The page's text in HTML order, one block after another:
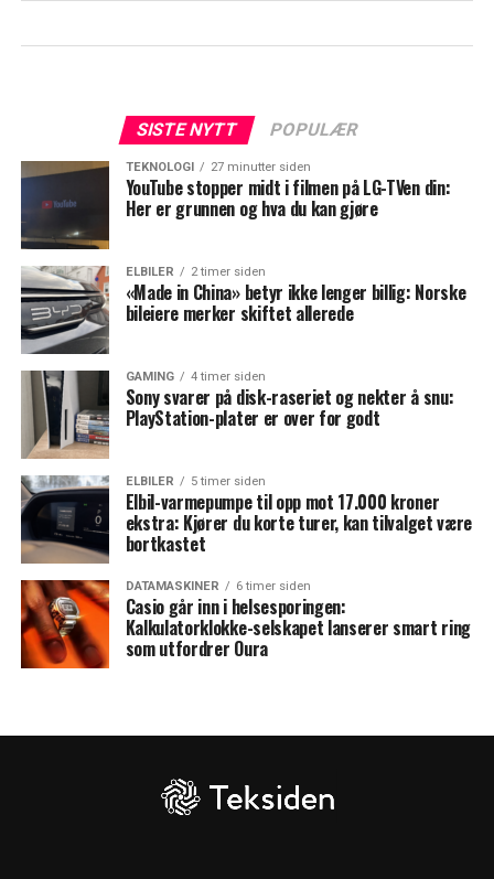
SISTE NYTT POPULÆR
TEKNOLOGI 27 minutter siden
YouTube stopper midt i filmen på LG-TVen din:
Her er grunnen og hva du kan gjøre
ELBILER 2 timer siden
«Made in China» betyr ikke lenger billig: Norske
bileiere merker skiftet allerede
GAMING 4 timer siden
Sony svarer på disk-raseriet og nekter å snu:
PlayStation-plater er over for godt
ELBILER 5 timer siden
Elbil-varmepumpe til opp mot 17.000 kroner
ekstra: Kjører du korte turer, kan tilvalget være
bortkastet
DATAMASKINER 6 timer siden
Casio går inn i helsesporingen:
Kalkulatorklokke-selskapet lanserer smart ring
som utfordrer Oura